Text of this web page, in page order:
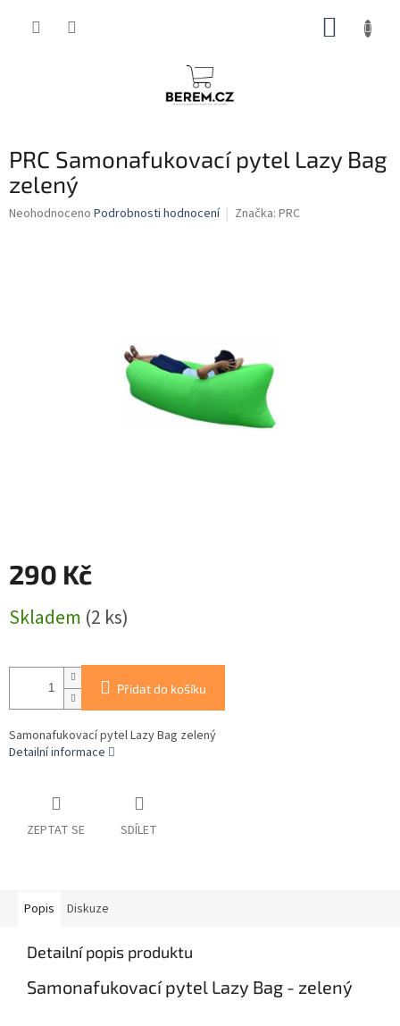
PRC Samonafukovací pytel Lazy Bag
zelený
Průměrné
Neohodnoceno Podrobnosti hodnocení Značka: PRC
290 Kč
cena:
Skladem (2 ks)
Přidat do košíku
Samonafukovací pytel Lazy Bag zelený
Detailní informace
ZEPTAT SE SDÍLET
Popis Diskuze
Detailní popis produktu
Samonafukovací pytel Lazy Bag - zelený